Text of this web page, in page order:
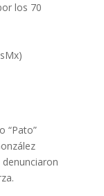
los 70
“Pato”